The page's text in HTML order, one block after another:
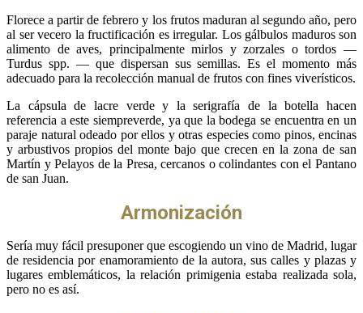
Florece a partir de febrero y los frutos maduran al segundo año, pero
al ser vecero la fructificación es irregular. Los gálbulos maduros son
alimento de aves, principalmente mirlos y zorzales o tordos —
Turdus spp. — que dispersan sus semillas. Es el momento más
adecuado para la recolección manual de frutos con fines viverísticos.
La cápsula de lacre verde y la serigrafía de la botella hacen
referencia a este siempreverde, ya que la bodega se encuentra en un
paraje natural odeado por ellos y otras especies como pinos, encinas
y arbustivos propios del monte bajo que crecen en la zona de san
Martín y Pelayos de la Presa, cercanos o colindantes con el Pantano
de san Juan.
Armonización
Sería muy fácil presuponer que escogiendo un vino de Madrid, lugar
de residencia por enamoramiento de la autora, sus calles y plazas y
lugares emblemáticos, la relación primigenia estaba realizada sola,
pero no es así.